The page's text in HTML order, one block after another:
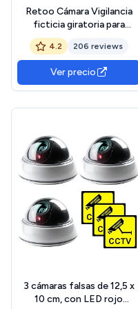
Retoo Cámara Vigilancia
ficticia giratoria para
Exterior e Interior, cámara
CCD inalámbrica con LED
Parpadeante, cámara de
Seguridad Resistente a la
Intemperie, cámara para en
4.2 206 reviews
Ver precio
3 cámaras falsas de 12,5 x
10 cm, con LED rojo